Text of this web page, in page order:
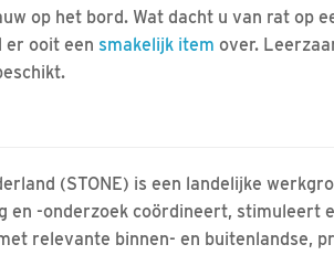
op het bord. Wat dacht u van rat op
er ooit een smakelijk item over.
(STONE) is een landelijke
en -onderzoek coördineert, stimuleert
relevante binnen- en buitenlandse,